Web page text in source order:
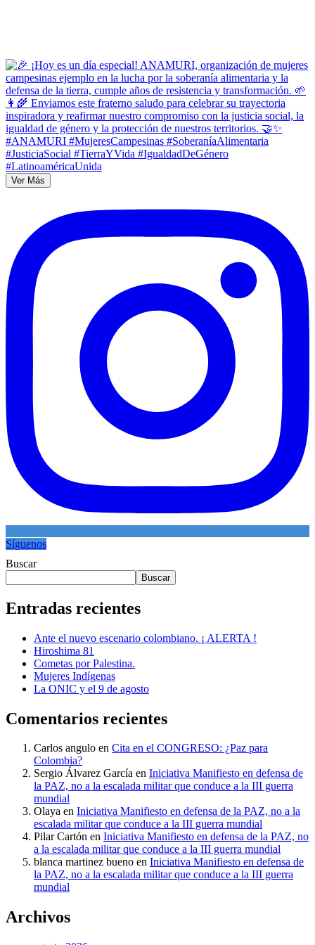
Ver Más
Síguenos
Buscar
Buscar
Entradas recientes
Ante el nuevo escenario colombiano. ¡ ALERTA !
Hiroshima 81
Cometas por Palestina.
Mujeres Indígenas
La ONIC y el 9 de agosto
Comentarios recientes
Carlos angulo en Cita en el CONGRESO: ¿Paz para
Colombia?
Sergio Álvarez García en Iniciativa Manifiesto en defensa de
la PAZ, no a la escalada militar que conduce a la III guerra
mundial
Olaya en Iniciativa Manifiesto en defensa de la PAZ, no a la
escalada militar que conduce a la III guerra mundial
Pilar Cartón en Iniciativa Manifiesto en defensa de la PAZ, no
a la escalada militar que conduce a la III guerra mundial
blanca martinez bueno en Iniciativa Manifiesto en defensa de
la PAZ, no a la escalada militar que conduce a la III guerra
mundial
Archivos